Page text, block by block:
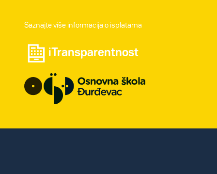
Saznajte više informacija o isplatama
iTransparentnost